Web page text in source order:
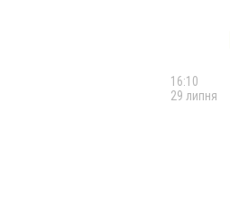
16:10
29 липня